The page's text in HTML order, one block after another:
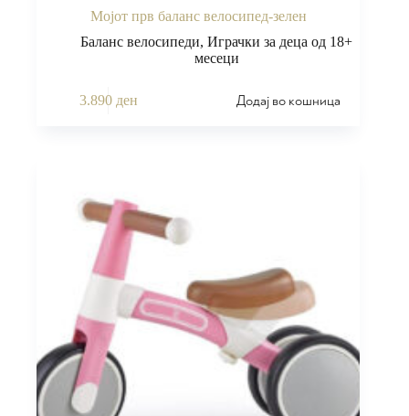
Мојот прв баланс велосипед-зелен
Баланс велосипеди,Играчки за деца од 18+
месеци
3.890 ден Додај во кошница